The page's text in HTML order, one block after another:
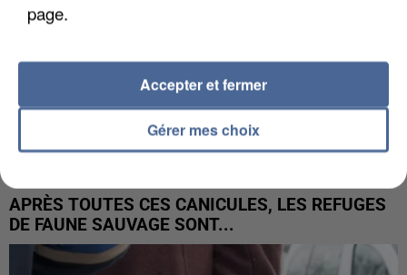
APRÈS TOUTES CES CANICULES, LES REFUGES
DE FAUNE SAUVAGE SONT...
page.
Gérer mes choix
Accepter et fermer